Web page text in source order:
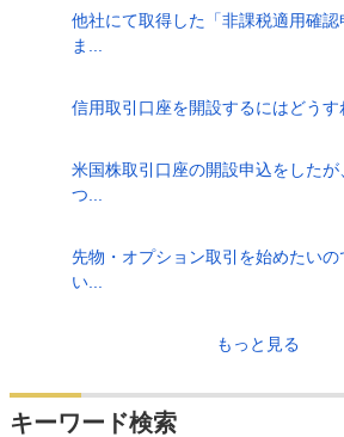
他社にて取得した「非課税適用確認
ま...
信用取引口座を開設するにはどうす
米国株取引口座の開設申込をした
つ...
先物・オプション取引を始めたいの
い...
もっと見る
キーワード検索